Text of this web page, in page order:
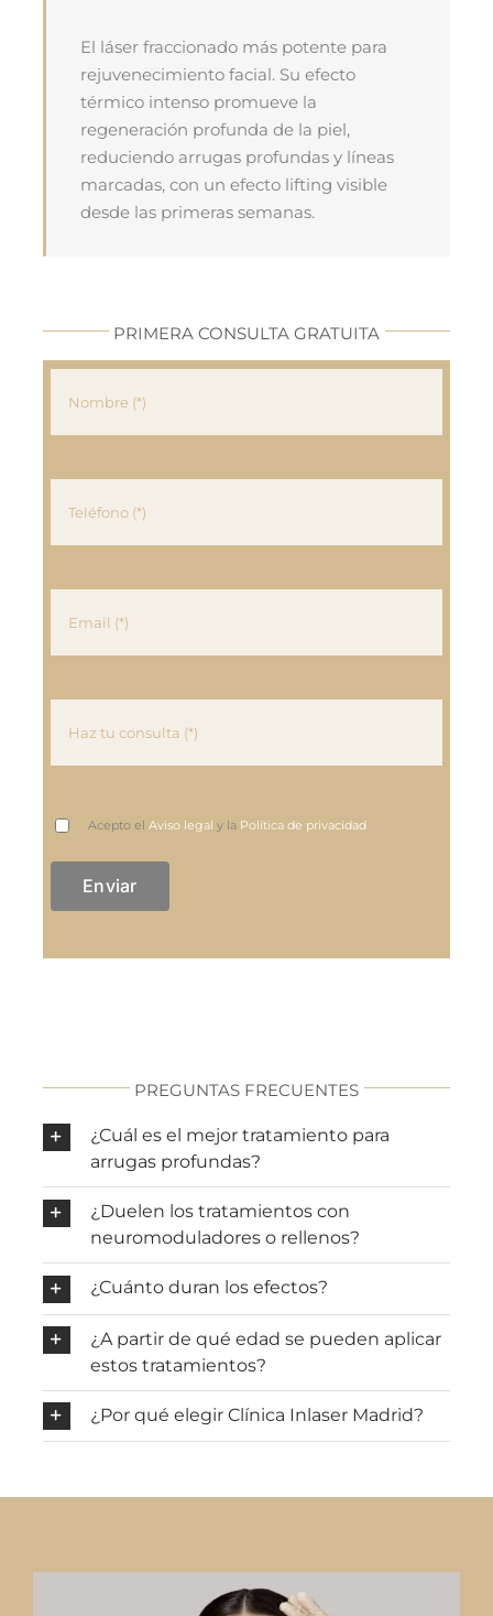
El láser fraccionado más potente para
rejuvenecimiento facial. Su efecto
térmico intenso promueve la
regeneración profunda de la piel,
reduciendo arrugas profundas y líneas
marcadas, con un efecto lifting visible
desde las primeras semanas.
PRIMERA CONSULTA GRATUITA
Acepto elAviso legal y la Política de privacidad
PREGUNTAS FRECUENTES
¿Cuál es el mejor tratamiento para
arrugas profundas?
¿Duelen los tratamientos con
neuromoduladores o rellenos?
¿Cuánto duran los efectos?
¿A partir de qué edad se pueden aplicar
estos tratamientos?
¿Por qué elegir Clínica Inlaser Madrid?